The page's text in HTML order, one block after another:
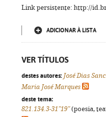
Link persistente: http://
ADICIONAR À LISTA
VER TÍTULOS
destes autores: José Dias
Maria José Marques
deste tema:
821.134.3-31"19"(poesia,